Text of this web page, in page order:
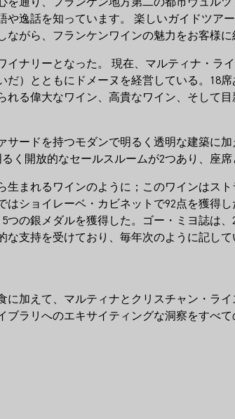
逸話を知っています。 楽しいガイドツア
がら、フランケンワインの魅力をお客様に
ナリーとなった。 現在、マルティナ・ラ
）とともにドメーヌを経営している。18
る偉大なワイン、高貴なワイン、そして
ードを持つモダンで明るく透明な建築に
開放的なセールスルームが2つあり、座席
まれるワインのように；このワインはス
ショイレーベ・カビネットで92点を獲得
の銀メダルを獲得した。ゴー・ミヨ誌は
支持を受けており、毎年次のように記し
加えて、マルティナとクリスチャン・ラ
ラリへのエキサイティングな洞察をすべて